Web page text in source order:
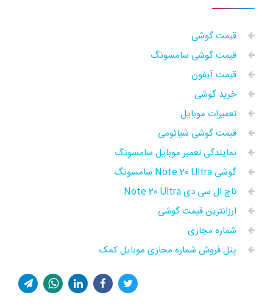
قیمت گوشی
قیمت گوشی سامسونگ
قیمت آیفون
خرید گوشی
تعمیرات موبایل
قیمت گوشی شیائومی
نمایندگی تعمیر موبایل سامسونگ
گوشی Note 20 Ultra سامسونگ
تاچ ال سی دی Note 20 Ultra
ارزانترین قیمت گوشی
شماره مجازی
پنل فروش شماره مجازی موبایل کمک